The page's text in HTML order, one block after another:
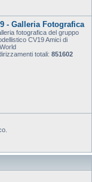
- Galleria Fotografica
fotografica del gruppo
CV19 Amici di
totali: 851602